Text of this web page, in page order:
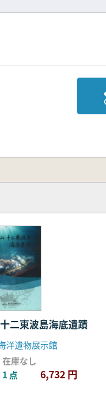
二東波島海底遺蹟
洋遺物展示館
在庫なし
1 点 6,732 円